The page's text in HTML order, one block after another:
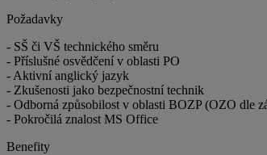
Požadavky
- SŠ či VŠ technického směru
- Příslušné osvědčení v oblasti PO
- Aktivní anglický jazyk
- Zkušenosti jako bezpečnostní technik
- Odborná způsobilost v oblasti BOZP (OZO dle
- Pokročilá znalost MS Office
Benefity